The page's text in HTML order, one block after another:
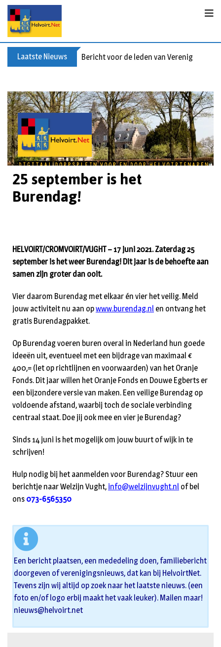
Laatste Nieuws Bericht voor de leden van Vereniging 55+
25 september is het
Burendag!
HELVOIRT/CROMVOIRT/VUGHT – 17 juni 2021. Zaterdag 25
september is het weer Burendag! Dit jaar is de behoefte aan
samen zijn groter dan ooit.
Vier daarom Burendag met elkaar én vier het veilig. Meld
jouw activiteit nu aan opwww.burendag.nl en ontvang het
gratis Burendagpakket.
Op Burendag voeren buren overal in Nederland hun goede
ideeën uit, eventueel met een bijdrage van maximaal €
400,= (let op richtlijnen en voorwaarden) van het Oranje
Fonds. Dit jaar willen het Oranje Fonds en Douwe Egberts er
een bijzondere versie van maken. Een veilige Burendag op
voldoende afstand, waarbij toch de sociale verbinding
centraal staat. Doe jij ook mee en vier je Burendag?
Sinds 14 juni is het mogelijk om jouw buurt of wijk in te
schrijven!
Hulp nodig bij het aanmelden voor Burendag? Stuur een
berichtje naar Welzijn Vught, info@welzijnvught.nl of bel
ons 073-6565350
Een bericht plaatsen, een mededeling doen, familiebericht
doorgeven of verenigingsnieuws, dat kan bij HelvoirtNet.
Tevens zijn wij altijd op zoek naar het laatste nieuws. (een
foto en/of logo erbij maakt het vaak leuker). Mailen maar!
nieuws@helvoirt.net